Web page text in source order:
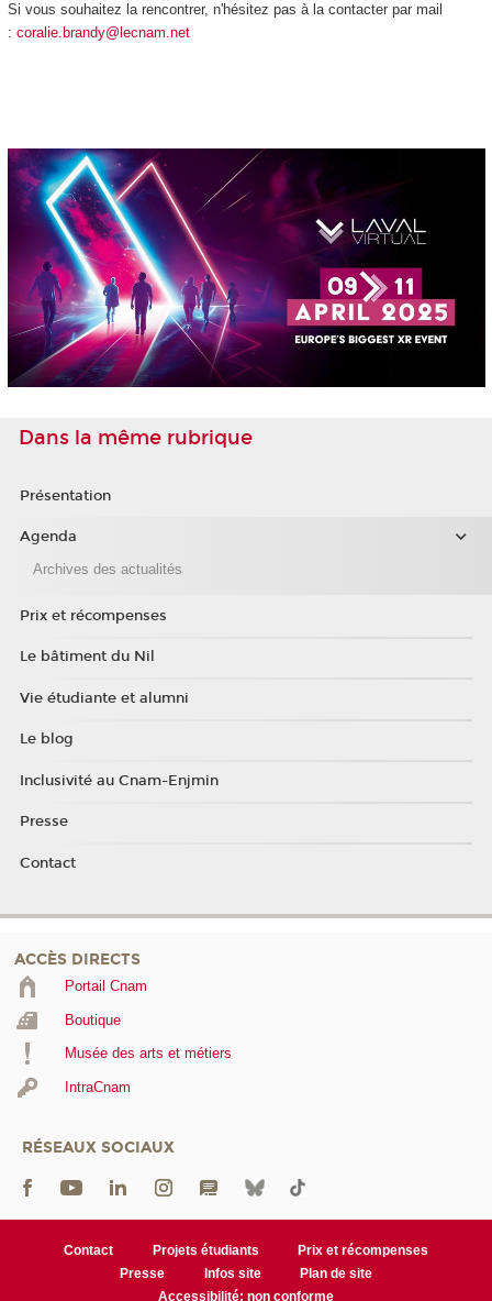
Si vous souhaitez la rencontrer, n'hésitez pas à la contacter par mail
: coralie.brandy@lecnam.net
Dans la même rubrique
Présentation
Agenda
Archives des actualités
Prix et récompenses
Le bâtiment du Nil
Vie étudiante et alumni
Le blog
Inclusivité au Cnam-Enjmin
Presse
Contact
ACCÈS DIRECTS
Portail Cnam
Boutique
Musée des arts et métiers
IntraCnam
RÉSEAUX SOCIAUX
Contact Projets étudiants
Prix et récompenses
Presse
Infos site
Plan de site
Accessibilité: non conforme